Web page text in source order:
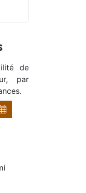
de
par